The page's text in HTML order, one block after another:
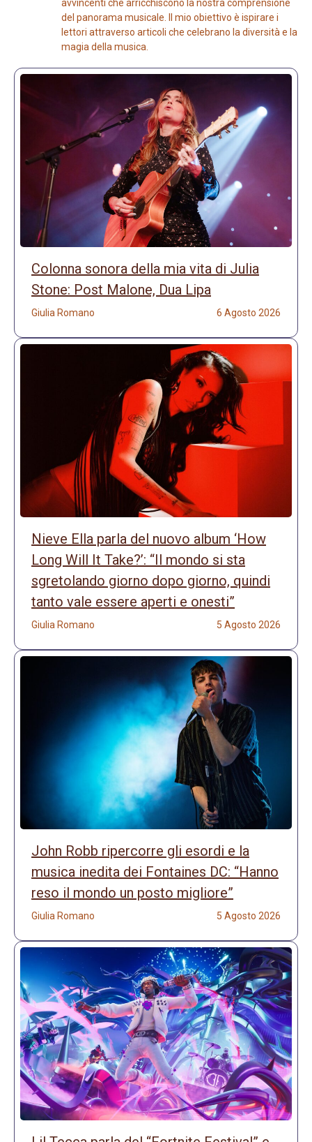
avvincenti che arricchiscono la nostra comprensione
del panorama musicale. Il mio obiettivo è ispirare i
lettori attraverso articoli che celebrano la diversità e la
magia della musica.
Colonna sonora della mia vita di Julia
Stone: Post Malone, Dua Lipa
Giulia Romano 6 Agosto 2026
Nieve Ella parla del nuovo album ‘How
Long Will It Take?’: “Il mondo si sta
sgretolando giorno dopo giorno, quindi
tanto vale essere aperti e onesti”
Giulia Romano 5 Agosto 2026
John Robb ripercorre gli esordi e la
musica inedita dei Fontaines DC: “Hanno
reso il mondo un posto migliore”
Giulia Romano 5 Agosto 2026